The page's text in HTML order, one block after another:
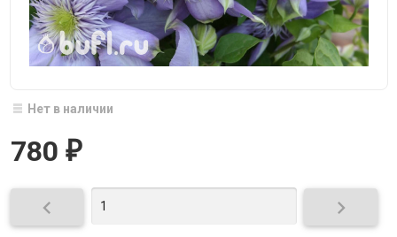
Нет в наличии
780 ₽
 